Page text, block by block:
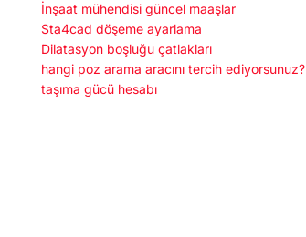
İnşaat mühendisi güncel maaşlar
Sta4cad döşeme ayarlama
Dilatasyon boşluğu çatlakları
hangi poz arama aracını tercih ediyorsunuz?
taşıma gücü hesabı